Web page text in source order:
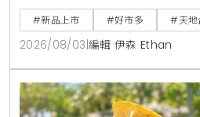
月上旬全台好市多Costco獨家
729元，提供日常輕鬆補水新選
#新品上市 #好市多 #天地
2026/08/03 編輯 伊森 Ethan